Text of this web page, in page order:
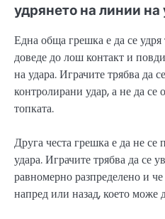
удрянето на линии на
Една обща грешка е да се
доведе до лош контакт и
на удара. Играчите трябва да
контролирани удар, а не да се
топката.
Друга честа грешка е да не
удара. Играчите трябва да се
равномерно разпределено и
напред или назад, което може